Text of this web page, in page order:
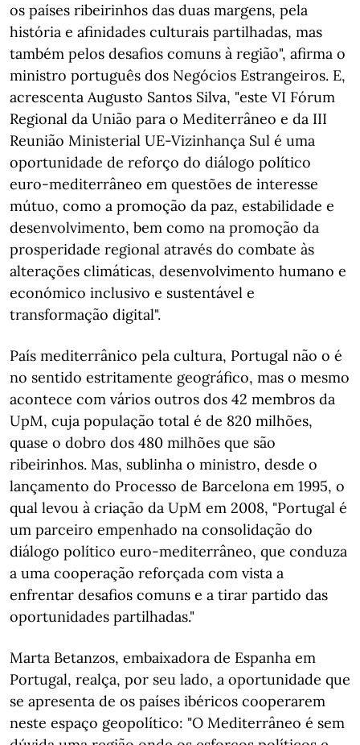
os países ribeirinhos das duas margens, pela
história e afinidades culturais partilhadas, mas
também pelos desafios comuns à região", afirma o
ministro português dos Negócios Estrangeiros. E,
acrescenta Augusto Santos Silva, "este VI Fórum
Regional da União para o Mediterrâneo e da III
Reunião Ministerial UE-Vizinhança Sul é uma
oportunidade de reforço do diálogo político
euro-mediterrâneo em questões de interesse
mútuo, como a promoção da paz, estabilidade e
desenvolvimento, bem como na promoção da
prosperidade regional através do combate às
alterações climáticas, desenvolvimento humano e
económico inclusivo e sustentável e
transformação digital".
País mediterrânico pela cultura, Portugal não o é
no sentido estritamente geográfico, mas o mesmo
acontece com vários outros dos 42 membros da
UpM, cuja população total é de 820 milhões,
quase o dobro dos 480 milhões que são
ribeirinhos. Mas, sublinha o ministro, desde o
lançamento do Processo de Barcelona em 1995, o
qual levou à criação da UpM em 2008, "Portugal é
um parceiro empenhado na consolidação do
diálogo político euro-mediterrâneo, que conduza
a uma cooperação reforçada com vista a
enfrentar desafios comuns e a tirar partido das
oportunidades partilhadas."
Marta Betanzos, embaixadora de Espanha em
Portugal, realça, por seu lado, a oportunidade que
se apresenta de os países ibéricos cooperarem
neste espaço geopolítico: "O Mediterrâneo é sem